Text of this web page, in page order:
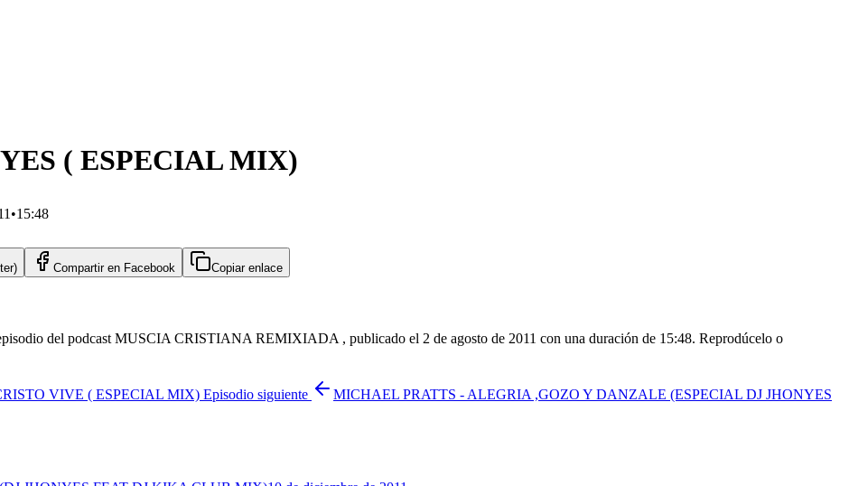
( ESPECIAL MIX)
•15:48
Compartir en Facebook Copiar enlace
del podcast MUSCIA CRISTIANA REMIXIADA , publicado el 2 de agosto de 2011 con una duración de 15:48. Reprodúcelo o
VIVE ( ESPECIAL MIX) Episodio siguiente
MICHAEL PRATTS - ALEGRIA ,GOZO Y DANZALE (ESPECIAL DJ JHONYES